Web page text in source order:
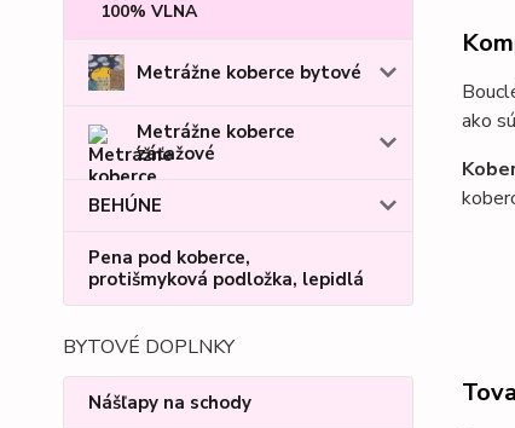
100% VLNA
Metrážne koberce bytové
Metrážne koberce
záťažové
BEHÚNE
Pena pod koberce,
protišmyková podložka, lepidlá
BYTOVÉ DOPLNKY
Nášľapy na schody
ako